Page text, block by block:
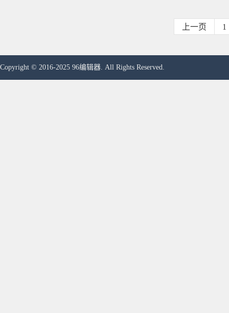
上一页 1
Copyright © 2016-2025 96编辑器. All Rights Reserved.